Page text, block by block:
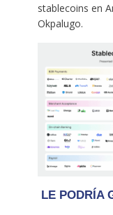
stablecoins en
Okpalugo.